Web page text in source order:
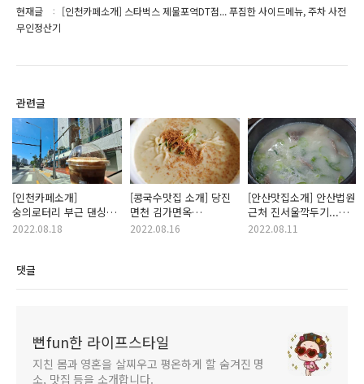
현재글
[인천카페소개] 스타벅스 제물포역DT점... 푸짐한 사이드메뉴, 주차 사전
무인정산기
관련글
[인천카페소개]
숭의로터리 부근 댄싱컵
오픈... 시그니처
2022.08.18
[콩국수맛집 소개] 당진
면천 김가면옥
추천해요... 말복엔
2022.08.16
[안산맛집소개] 안산법원
근처 진서울깍두기...
설렁탕이 일품!!!
2022.08.11
댓글
뻔fun한 라이프스타일
지친 몸과 영혼을 살찌우고 평온하게 할 숨겨진 명
소, 맛집 등을 소개합니다.